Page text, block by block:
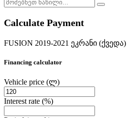
Calculate Payment
FUSION 2019-2021 ეკრანი (ქვედა)
Financing calculator
Vehicle price (ლ)
Interest rate (%)